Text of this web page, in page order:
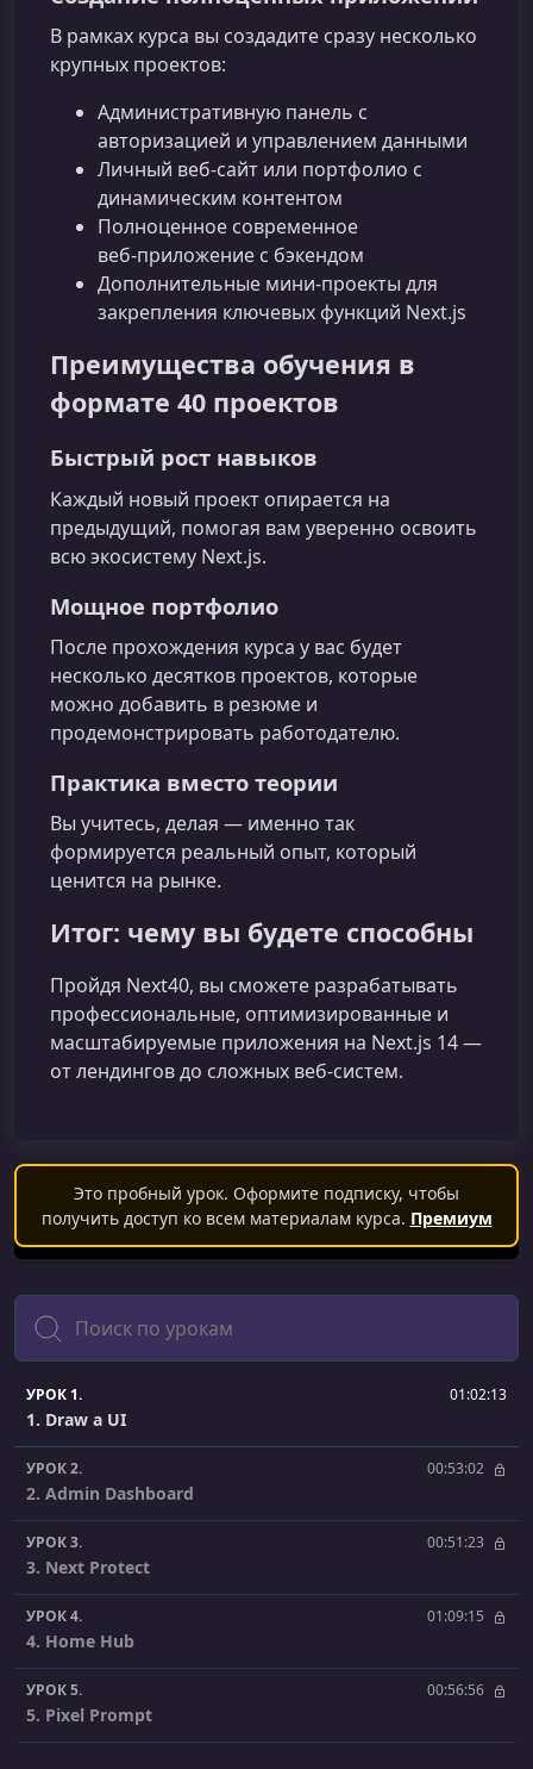
В рамках курса вы создадите сразу несколько
крупных проектов:
Административную панель с
авторизацией и управлением данными
Личный веб‑сайт или портфолио с
динамическим контентом
Полноценное современное
веб‑приложение с бэкендом
Дополнительные мини‑проекты для
закрепления ключевых функций Next.js
Преимущества обучения в
формате 40 проектов
Быстрый рост навыков
Каждый новый проект опирается на
предыдущий, помогая вам уверенно освоить
всю экосистему Next.js.
Мощное портфолио
После прохождения курса у вас будет
несколько десятков проектов, которые
можно добавить в резюме и
продемонстрировать работодателю.
Практика вместо теории
Вы учитесь, делая — именно так
формируется реальный опыт, который
ценится на рынке.
Итог: чему вы будете способны
Пройдя Next40, вы сможете разрабатывать
профессиональные, оптимизированные и
масштабируемые приложения на Next.js 14 —
от лендингов до сложных веб‑систем.
Это пробный урок. Оформите подписку, чтобы
получить доступ ко всем материалам курса. Премиум
Поиск
УРОК 1. 01:02:13
1. Draw a UI
УРОК 2. 00:53:02
2. Admin Dashboard
УРОК 3. 00:51:23
3. Next Protect
УРОК 4. 01:09:15
4. Home Hub
УРОК 5. 00:56:56
5. Pixel Prompt